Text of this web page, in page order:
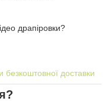
драпіровки?
безкоштовної доставки